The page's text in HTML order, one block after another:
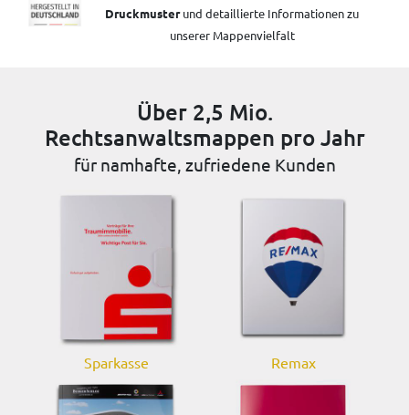
Druckmusterund detaillierte Informationen zu
unserer Mappenvielfalt
Über 2,5 Mio.
Rechtsanwaltsmappen pro Jahr
für namhafte, zufriedene Kunden
Sparkasse Remax